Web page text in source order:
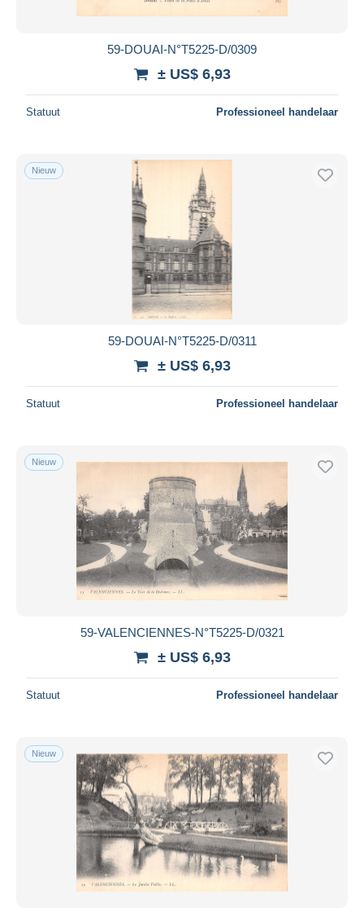
59-DOUAI-N°T5225-D/0309
± US$ 6,93
Statuut Professioneel handelaar
Nieuw
59-DOUAI-N°T5225-D/0311
± US$ 6,93
Statuut Professioneel handelaar
Nieuw
59-VALENCIENNES-N°T5225-D/0321
± US$ 6,93
Statuut Professioneel handelaar
Nieuw